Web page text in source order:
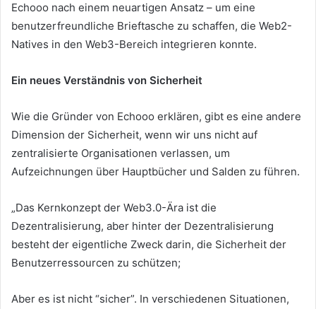
Echooo nach einem neuartigen Ansatz – um eine
benutzerfreundliche Brieftasche zu schaffen, die Web2-
Natives in den Web3-Bereich integrieren konnte.
Ein neues Verständnis von Sicherheit
Wie die Gründer von Echooo erklären, gibt es eine andere
Dimension der Sicherheit, wenn wir uns nicht auf
zentralisierte Organisationen verlassen, um
Aufzeichnungen über Hauptbücher und Salden zu führen.
„Das Kernkonzept der Web3.0-Ära ist die
Dezentralisierung, aber hinter der Dezentralisierung
besteht der eigentliche Zweck darin, die Sicherheit der
Benutzerressourcen zu schützen;
Aber es ist nicht “sicher”. In verschiedenen Situationen,